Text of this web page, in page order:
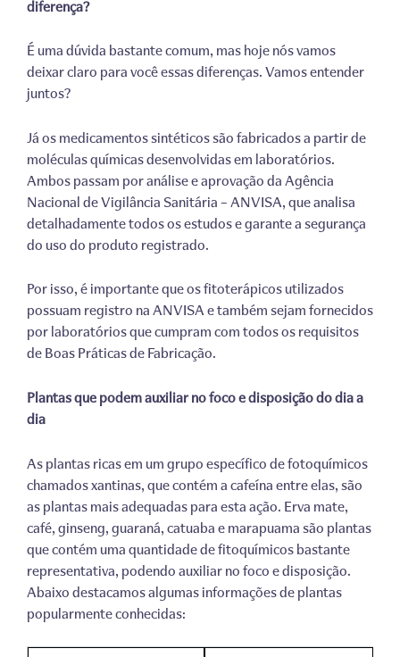
diferença?
É uma dúvida bastante comum, mas hoje nós vamos
deixar claro para você essas diferenças. Vamos entender
juntos?
Já os medicamentos sintéticos são fabricados a partir de
moléculas químicas desenvolvidas em laboratórios.
Ambos passam por análise e aprovação da Agência
Nacional de Vigilância Sanitária – ANVISA, que analisa
detalhadamente todos os estudos e garante a segurança
do uso do produto registrado.
Por isso, é importante que os fitoterápicos utilizados
possuam registro na ANVISA e também sejam fornecidos
por laboratórios que cumpram com todos os requisitos
de Boas Práticas de Fabricação.
Plantas que podem auxiliar no foco e disposição do dia a
dia
As plantas ricas em um grupo específico de fotoquímicos
chamados xantinas, que contém a cafeína entre elas, são
as plantas mais adequadas para esta ação. Erva mate,
café, ginseng, guaraná, catuaba e marapuama são plantas
que contém uma quantidade de fitoquímicos bastante
representativa, podendo auxiliar no foco e disposição.
Abaixo destacamos algumas informações de plantas
popularmente conhecidas: